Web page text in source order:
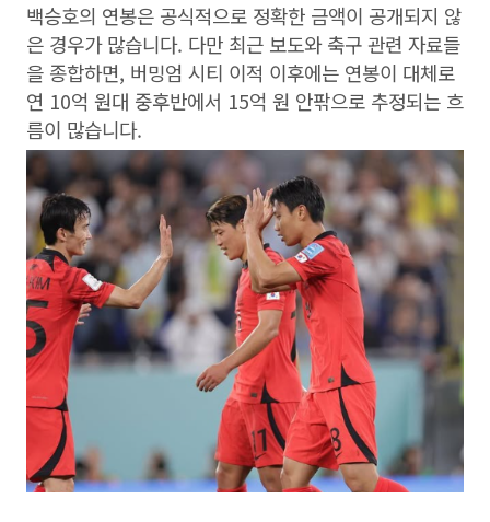
백승호의 연봉은 공식적으로 정확한 금액이 공개되지 않
은 경우가 많습니다. 다만 최근 보도와 축구 관련 자료들
을 종합하면, 버밍엄 시티 이적 이후에는 연봉이 대체로
연 10억 원대 중후반에서 15억 원 안팎으로 추정되는 흐
름이 많습니다.